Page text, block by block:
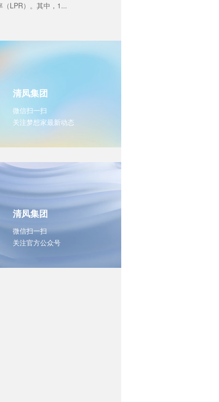
LPR）。其中，1...
清凤集团
微信扫一扫
关注梦想家最新动态
清凤集团
微信扫一扫
关注官方公众号